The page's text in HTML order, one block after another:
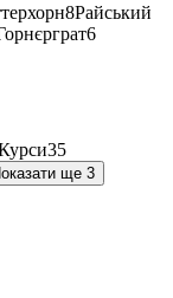
8Райський
6
35
ще 3